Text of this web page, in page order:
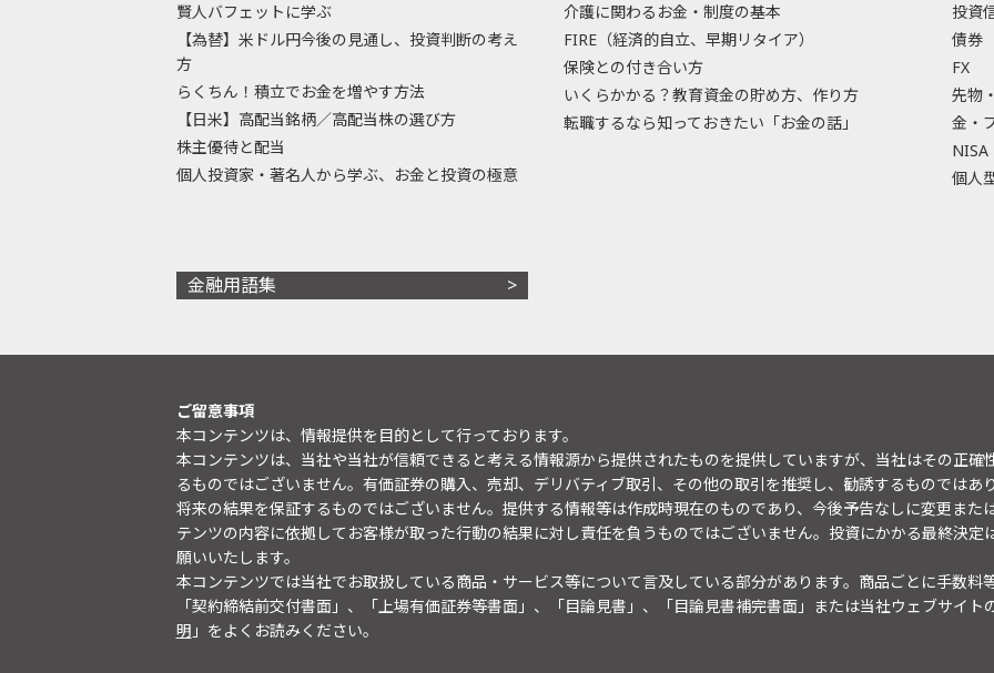
賢人バフェットに学ぶ
【為替】米ドル円今後の見通し、投資判断の考え
方
らくちん！積立でお金を増やす方法
【日米】高配当銘柄／高配当株の選び方
株主優待と配当
個人投資家・著名人から学ぶ、お金と投資の極意
介護に関わるお金・制度の基本
FIRE（経済的自立、早期リタイア）
保険との付き合い方
いくらかかる？教育資金の貯め方、作り方
転職するなら知っておきたい「お金の話」
投資
債券
FX
先物
金・
NISA
個人
金融用語集
ご留意事項
本コンテンツは、情報提供を目的として行っております。
本コンテンツは、当社や当社が信頼できると考える情報源から提供されたものを提供していますが、当社はその正
るものではございません。有価証券の購入、売却、デリバティブ取引、その他の取引を推奨し、勧誘するものでは
将来の結果を保証するものではございません。提供する情報等は作成時現在のものであり、今後予告なしに変更また
テンツの内容に依拠してお客様が取った行動の結果に対し責任を負うものではございません。投資にかかる最終決
願いいたします。
本コンテンツでは当社でお取扱している商品・サービス等について言及している部分があります。商品ごとに手数料
「契約締結前交付書面」、「上場有価証券等書面」、「目論見書」、「目論見書補完書面」または当社ウェブサイト
明 」をよくお読みください。